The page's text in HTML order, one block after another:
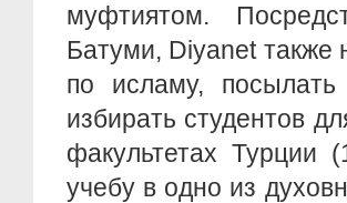
муфтиятом.
Батуми, Diyanet также
по исламу,
избирать студентов
факультетах Турции
учебу в одно из